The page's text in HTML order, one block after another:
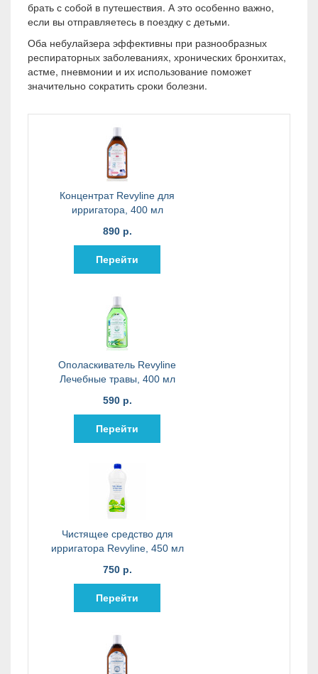
брать с собой в путешествия. А это особенно важно,
если вы отправляетесь в поездку с детьми.
Оба небулайзера эффективны при разнообразных
респираторных заболеваниях, хронических бронхитах,
астме, пневмонии и их использование поможет
значительно сократить сроки болезни.
Концентрат Revyline для
ирригатора, 400 мл
890 р.
Перейти
Ополаскиватель Revyline
Лечебные травы, 400 мл
590 р.
Перейти
Чистящее средство для
ирригатора Revyline, 450 мл
750 р.
Перейти